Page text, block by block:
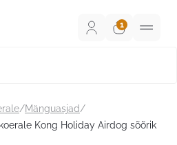
/Mänguasjad/
Kong Holiday Airdog sõõrik